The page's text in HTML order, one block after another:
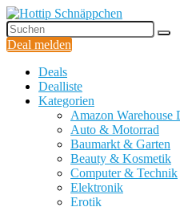
Deal melden
Deals
Dealliste
Kategorien
Amazon Warehouse
Auto & Motorrad
Baumarkt & Garten
Beauty & Kosmetik
Computer & Technik
Elektronik
Erotik